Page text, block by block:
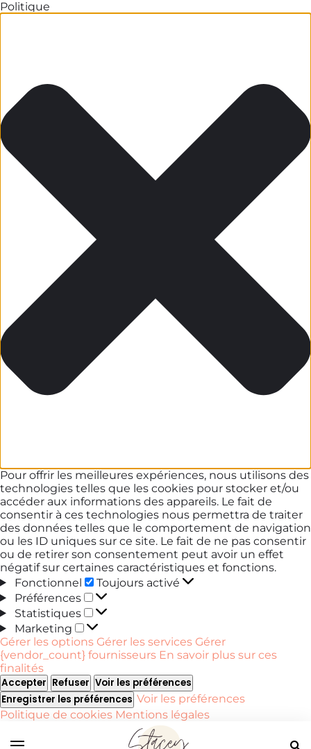
Politique
Pour offrir les meilleures expériences, nous utilisons des
technologies telles que les cookies pour stocker et/ou
accéder aux informations des appareils. Le fait de
consentir à ces technologies nous permettra de traiter
des données telles que le comportement de navigation
ou les ID uniques sur ce site. Le fait de ne pas consentir
ou de retirer son consentement peut avoir un effet
négatif sur certaines caractéristiques et fonctions.
Fonctionnel
Fonctionnel
Toujours activé
Préférences
Préférences
Statistiques
Statistiques
Marketing
Marketing
Gérer les options Gérer les services Gérer
{vendor_count} fournisseurs En savoir plus sur ces
finalités
Accepter Refuser Voir les préférences
Enregistrer les préférences Voir les préférences
Politique de cookies Mentions légales